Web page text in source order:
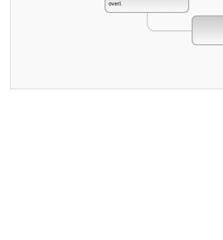
overl.